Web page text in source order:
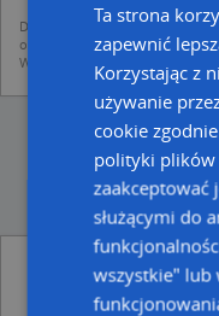
Dane pochodzą z publicznych
oraz od podmiotów
Więcej informacji dot. RODO:
Prima Group
Przemysł, Firmy
Ta strona
zapewnić
Korzystając z
używanie
cookie
polityki plików
zaakceptować
służącymi do
wszystkie" lub